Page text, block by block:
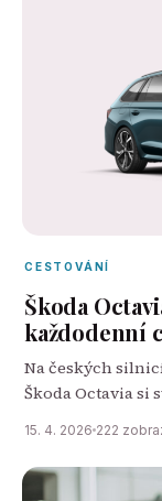
CESTOVÁNÍ
Škoda
každodenní
Na českých
Škoda Octavia si
15. 4. 2026 222